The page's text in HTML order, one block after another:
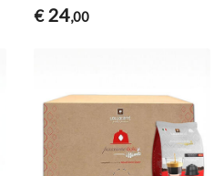
€ 24,00